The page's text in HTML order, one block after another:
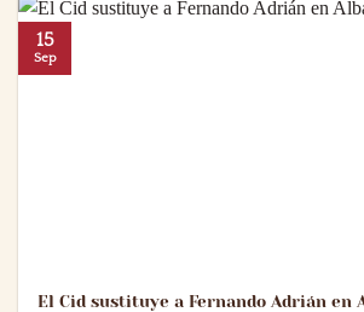
El Cid sustituye a Fernando Adrián en
15
Sep